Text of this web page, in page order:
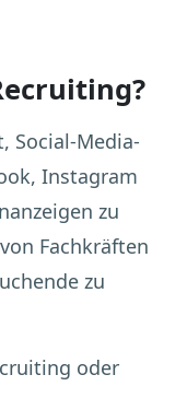
Social-Media-
Instagram
zu
Fachkräften
zu
oder